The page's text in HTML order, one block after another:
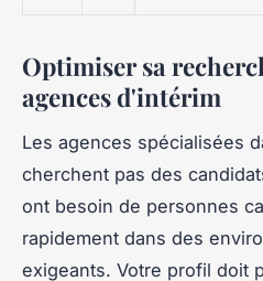
Optimiser sa
agences d'intérim
Les agences spécialisées
cherchent pas des
ont besoin de personnes
rapidement dans des
exigeants. Votre profil doit